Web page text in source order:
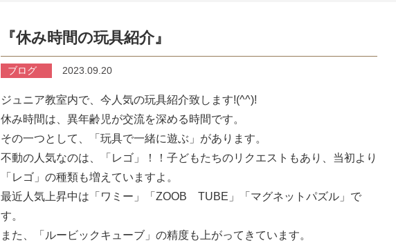
『休み時間の玩具紹介』
ブログ 2023.09.20
ジュニア教室内で、今人気の玩具紹介致します!(^^)!
休み時間は、異年齢児が交流を深める時間です。
その一つとして、「玩具で一緒に遊ぶ」があります。
不動の人気なのは、「レゴ」！！子どもたちのリクエストもあり、当初より
「レゴ」の種類も増えていますよ。
最近人気上昇中は「ワミー」「ZOOB TUBE」「マグネットパズル」で
す。
また、「ルービックキューブ」の精度も上がってきています。